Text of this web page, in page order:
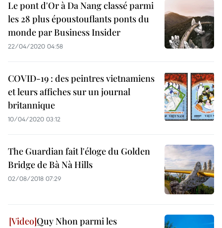
Le pont d'Or à Da Nang classé parmi
les 28 plus époustouflants ponts du
monde par Business Insider
22/04/2020 04:58
COVID-19 : des peintres vietnamiens
et leurs affiches sur un journal
britannique ​
10/04/2020 03:12
The Guardian fait l'éloge du Golden
Bridge de Bà Nà Hills
02/08/2018 07:29
Quy Nhon parmi les